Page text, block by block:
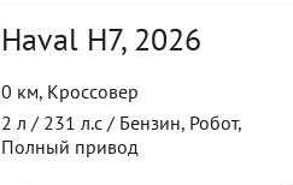
Haval H7, 2026
0 км, Кроссовер
2 л / 231 л.с / Бензин, Робот,
Полный привод